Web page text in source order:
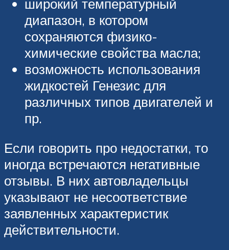
широкий температурный
диапазон, в котором
сохраняются физико-
химические свойства масла;
возможность использования
жидкостей Генезис для
различных типов двигателей и
пр.
Если говорить про недостатки, то
иногда встречаются негативные
отзывы. В них автовладельцы
указывают не несоответствие
заявленных характеристик
действительности.